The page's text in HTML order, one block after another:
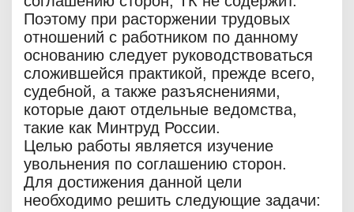
Поэтому при расторжении трудовых
отношений с работником по данному
основанию следует руководствоваться
сложившейся практикой, прежде всего,
судебной, а также разъяснениями,
которые дают отдельные ведомства,
такие как Минтруд России.
Целью работы является изучение
увольнения по соглашению сторон.
Для достижения данной цели
необходимо решить следующие задачи: